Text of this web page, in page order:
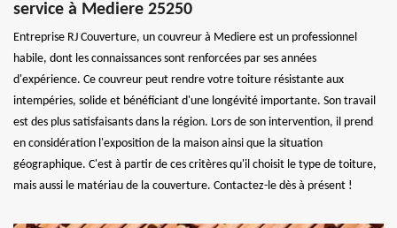
service à Mediere 25250
Entreprise RJ Couverture, un couvreur à Mediere est un professionnel
habile, dont les connaissances sont renforcées par ses années
d'expérience. Ce couvreur peut rendre votre toiture résistante aux
intempéries, solide et bénéficiant d'une longévité importante. Son travail
est des plus satisfaisants dans la région. Lors de son intervention, il prend
en considération l'exposition de la maison ainsi que la situation
géographique. C'est à partir de ces critères qu'il choisit le type de toiture,
mais aussi le matériau de la couverture. Contactez-le dès à présent !